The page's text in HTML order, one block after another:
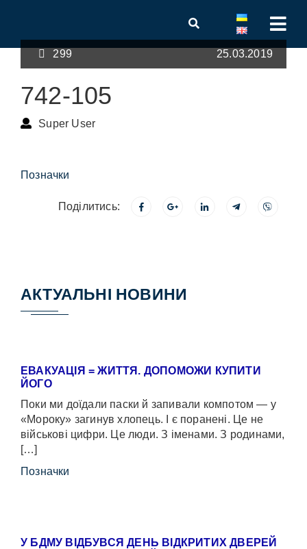
299 25.03.2019
742-105
Super User
Позначки
Поділитись:
АКТУАЛЬНІ НОВИНИ
ЕВАКУАЦІЯ = ЖИТТЯ. ДОПОМОЖИ КУПИТИ
ЙОГО
Поки ми доїдали паски й запивали компотом — у
«Мороку» загинув хлопець. І є поранені. Це не
військові цифри. Це люди. З іменами. З родинами,
[…]
Позначки
У БДМУ ВІДБУВСЯ ДЕНЬ ВІДКРИТИХ ДВЕРЕЙ